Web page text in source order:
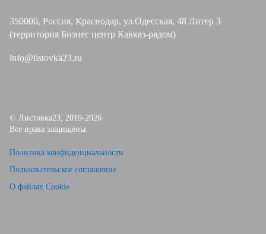
350000, Россия, Краснодар, ул.Одесская, 48 Литер З
(территория Бизнес центр Кавказ-рядом)
info@listovka23.ru
© Листовка23, 2019-2026
Все права защищены.
Политика конфиденциальности
Пользовательское соглашение
О файлах Cookie